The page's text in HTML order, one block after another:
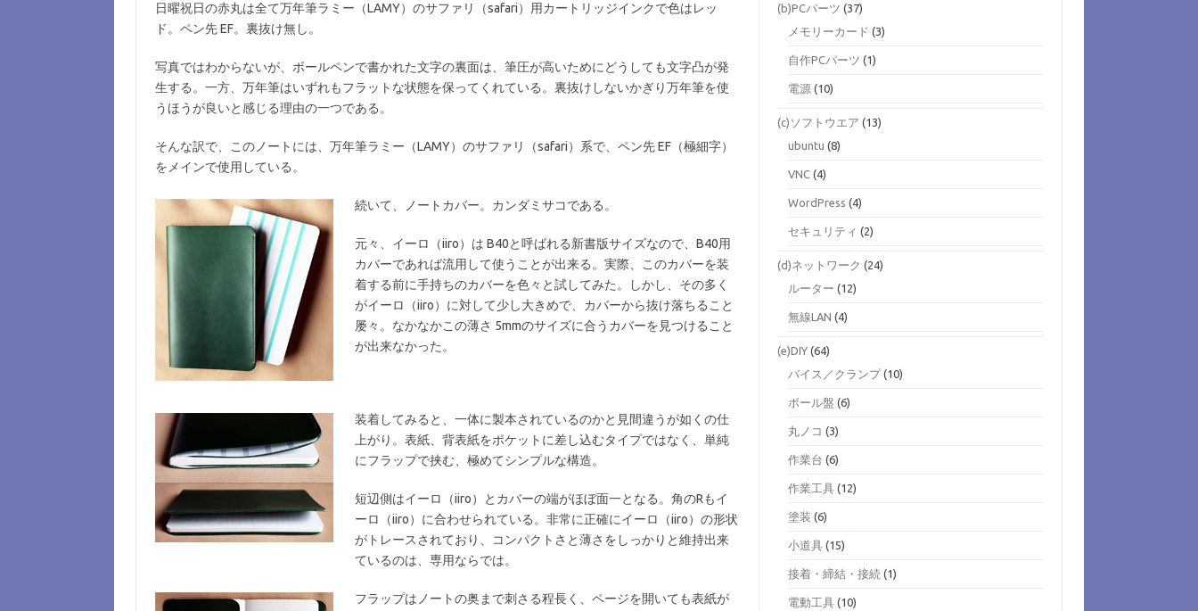
日曜祝日の赤丸は全て万年筆ラミー（LAMY）のサファリ（safari）用カートリッジインクで色はレッ
ド。ペン先 EF。裏抜け無し。
写真ではわからないが、ボールペンで書かれた文字の裏面は、筆圧が高いためにどうしても文字凸が発
生する。一方、万年筆はいずれもフラットな状態を保ってくれている。裏抜けしないかぎり万年筆を使
うほうが良いと感じる理由の一つである。
そんな訳で、このノートには、万年筆ラミー（LAMY）のサファリ（safari）系で、ペン先 EF（極細字）
をメインで使用している。
続いて、ノートカバー。カンダミサコである。
元々、イーロ（iiro）は B40と呼ばれる新書版サイズなので、B40用
カバーであれば流用して使うことが出来る。実際、このカバーを装
着する前に手持ちのカバーを色々と試してみた。しかし、その多く
がイーロ（iiro）に対して少し大きめで、カバーから抜け落ちること
屡々。なかなかこの薄さ 5mmのサイズに合うカバーを見つけること
が出来なかった。
装着してみると、一体に製本されているのかと見間違うが如くの仕
上がり。表紙、背表紙をポケットに差し込むタイプではなく、単純
にフラップで挟む、極めてシンプルな構造。
短辺側はイーロ（iiro）とカバーの端がほぼ面一となる。角のRもイ
ーロ（iiro）に合わせられている。非常に正確にイーロ（iiro）の形状
がトレースされており、コンパクトさと薄さをしっかりと維持出来
ているのは、専用ならでは。
フラップはノートの奥まで刺さる程長く、ページを開いても表紙が
(b)PCパーツ (37)
メモリーカード (3)
自作PCパーツ (1)
電源 (10)
(c)ソフトウエア (13)
ubuntu (8)
VNC (4)
WordPress (4)
セキュリティ (2)
(d)ネットワーク (24)
ルーター (12)
無線LAN (4)
(e)DIY (64)
バイス／クランプ(10)
ボール盤 (6)
丸ノコ (3)
作業台 (6)
作業工具 (12)
塗装 (6)
小道具 (15)
接着・締結・接続 (1)
電動工具 (10)